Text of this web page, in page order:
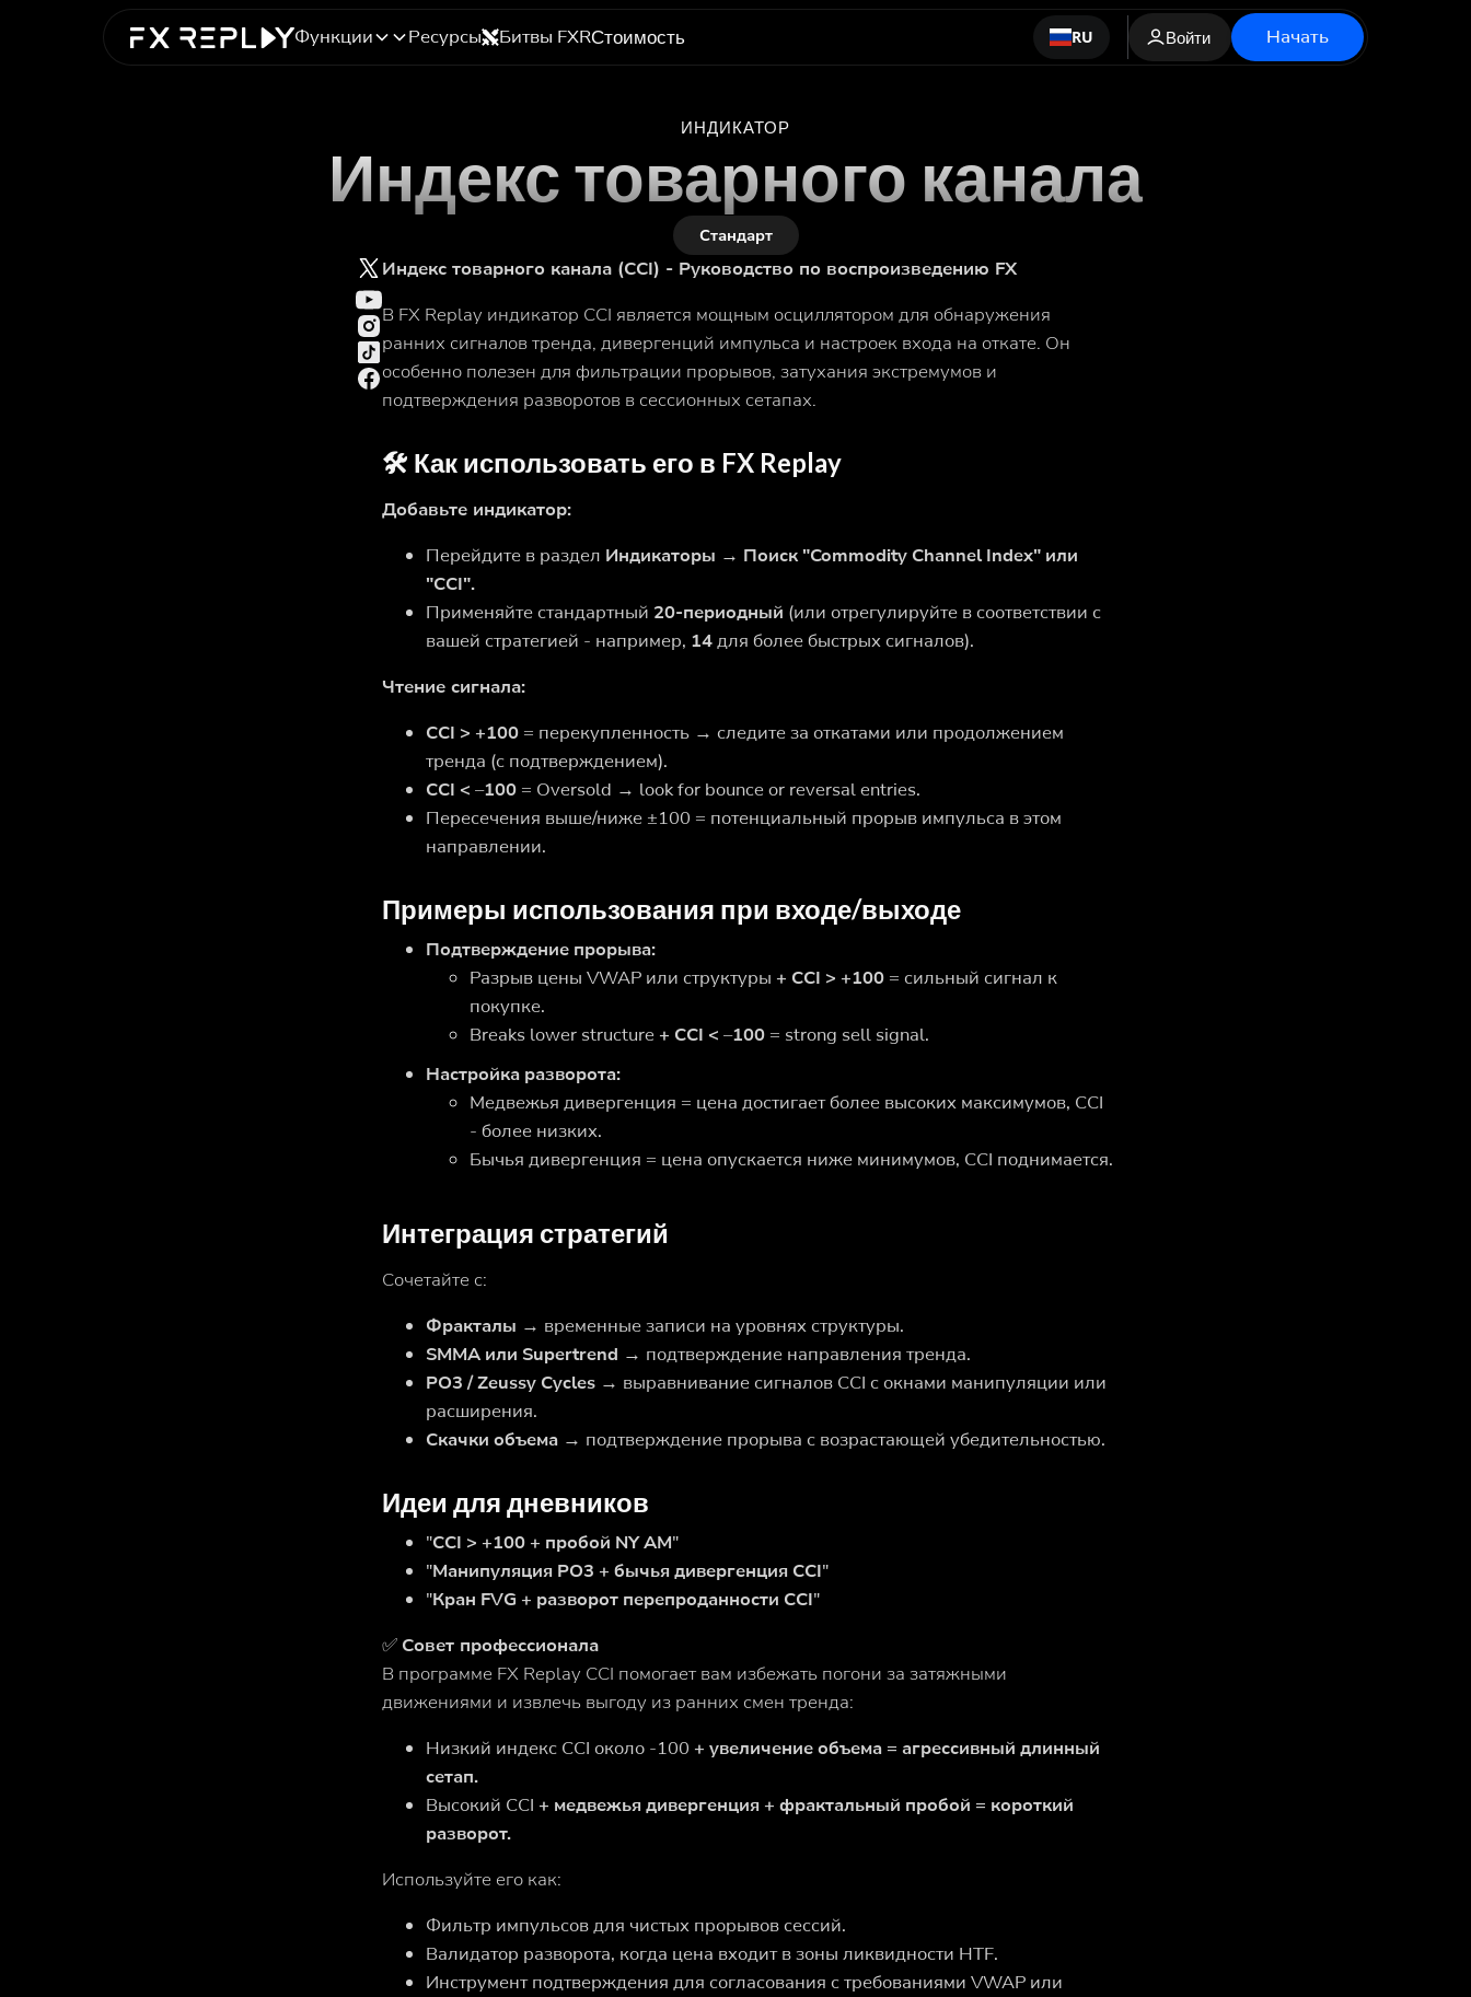
Функции Ресурсы Битвы FXRСтоимость RU Войти Начать
ИНДИКАТОР
Индекс товарного канала
Стандарт
Индекс товарного канала (CCI) - Руководство по воспроизведению FX
В FX Replay индикатор CCI является мощным осциллятором для обнаружения
ранних сигналов тренда, дивергенций импульса и настроек входа на откате. Он
особенно полезен для фильтрации прорывов, затухания экстремумов и
подтверждения разворотов в сессионных сетапах.
🛠 Как использовать его в FX Replay
Добавьте индикатор:
Перейдите в раздел Индикаторы → Поиск "Commodity Channel Index" или
"CCI".
Применяйте стандартный 20-периодный (или отрегулируйте в соответствии с
вашей стратегией - например, 14для более быстрых сигналов).
Чтение сигнала:
CCI > +100 = перекупленность → следите за откатами или продолжением
тренда (с подтверждением).
CCI < –100 = Oversold → look for bounce or reversal entries.
Пересечения выше/ниже ±100 = потенциальный прорыв импульса в этом
направлении.
Примеры использования при входе/выходе
Подтверждение прорыва:
Разрыв цены VWAP или структуры + CCI > +100 = сильный сигнал к
покупке.
Breaks lower structure + CCI < –100 = strong sell signal.
Настройка разворота:
Медвежья дивергенция = цена достигает более высоких максимумов, CCI
- более низких.
Бычья дивергенция = цена опускается ниже минимумов, CCI поднимается.
Интеграция стратегий
Сочетайте с:
Фракталы → временные записи на уровнях структуры.
SMMA или Supertrend → подтверждение направления тренда.
PO3 / Zeussy Cycles → выравнивание сигналов CCI с окнами манипуляции или
расширения.
Скачки объема → подтверждение прорыва с возрастающей убедительностью.
Идеи для дневников
"CCI > +100 + пробой NY AM"
"Манипуляция PO3 + бычья дивергенция CCI"
"Кран FVG + разворот перепроданности CCI"
✅ Совет профессионала
В программе FX Replay CCI помогает вам избежать погони за затяжными
движениями и извлечь выгоду из ранних смен тренда:
Низкий индекс CCI около -100 + увеличение объема = агрессивный длинный
сетап.
Высокий CCI + медвежья дивергенция + фрактальный пробой = короткий
разворот.
Используйте его как:
Фильтр импульсов для чистых прорывов сессий.
Валидатор разворота, когда цена входит в зоны ликвидности HTF.
Инструмент подтверждения для согласования с требованиями VWAP или